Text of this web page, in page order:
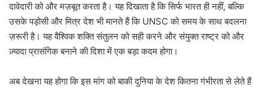
दावेदारी को और मज़बूत करता है। यह दिखाता है कि सिर्फ भारत ही नहीं, बल्कि
उसके पड़ोसी और मित्र देश भी मानते हैं कि UNSC को समय के साथ बदलना
ज़रूरी है। यह वैश्विक शक्ति संतुलन को सही करने और संयुक्त राष्ट्र को और
ज़्यादा प्रासंगिक बनाने की दिशा में एक बड़ा कदम होगा।
अब देखना यह होगा कि इस मांग को बाकी दुनिया के देश कितना गंभीरता से लेते हैं